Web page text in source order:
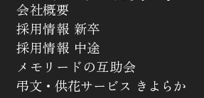
会社概要
採用情報 新卒
採用情報 中途
メモリードの互助会
弔文・供花サービス きよらか